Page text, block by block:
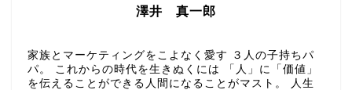
澤井 真一郎
家族とマーケティングをこよなく愛す ３人の子持ちパ
パ。 これからの時代を生きぬくには 「人」に「価値」
を伝えることができる人間になることがマスト。 人生